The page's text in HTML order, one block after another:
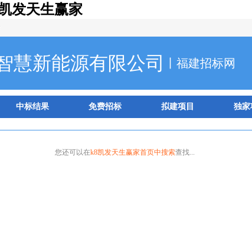
发天生赢家
慧新能源有限公司 丨福建招标网
中标结果 免费招标 拟建项目 独家
您还可以在k8凯发天生赢家首页中搜索查找...